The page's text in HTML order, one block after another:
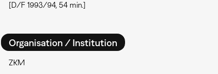
[D/F 1993/94, 54 min.]
Organisation / Institution
ZKM